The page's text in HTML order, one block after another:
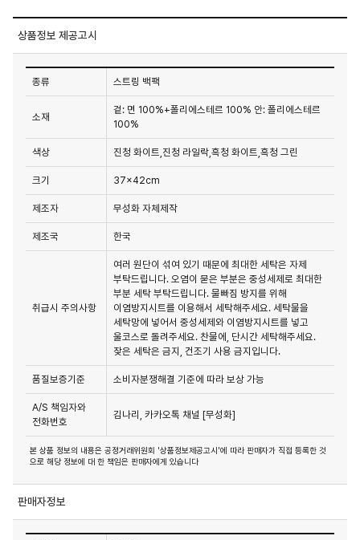
상품정보 제공고시
종류 스트링 백팩
소재
겉: 면 100%+폴리에스테르 100% 안: 폴리에스테르
100%
색상 진청 화이트,진청 라일락,흑청 화이트,흑청 그린
크기 37x42cm
제조자 무성화 자체제작
제조국 한국
취급시 주의사항
여러 원단이 섞여 있기 때문에 최대한 세탁은 자제
부탁드립니다. 오염이 묻은 부분은 중성세제로 최대한
부분 세탁 부탁드립니다. 물빠짐 방지를 위해
이염방지시트를 이용해서 세탁해주세요. 세탁물을
세탁망에 넣어서 중성세제와 이염방지시트를 넣고
울코스로 돌려주세요. 찬물에, 단시간 세탁해주세요.
잦은 세탁은 금지, 건조기 사용 금지입니다.
품질보증기준 소비자분쟁해결 기준에 따라 보상 가능
A/S 책임자와
전화번호
김나리, 카카오톡 채널 [무성화]
본 상품 정보의 내용은 공정거래위원회 '상품정보제공고시'에 따라 판매자가 직접 등록한 것
으로 해당 정보에 대 한 책임은 판매자에게 있습니다
판매자정보